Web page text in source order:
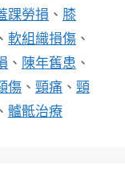
踝勞損 、 膝
、 軟組織損傷 、
、 陳年舊患 、
傷 、 頸痛 、 頸
、 髗骶治療